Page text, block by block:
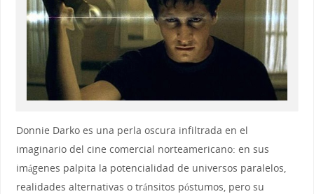
Donnie Darko es una perla oscura infiltrada en el
imaginario del cine comercial norteamericano: en sus
imágenes palpita la potencialidad de universos paralelos,
realidades alternativas o tránsitos póstumos, pero su